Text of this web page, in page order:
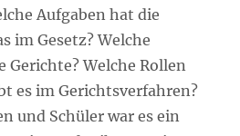
Aufgaben hat die
im Gesetz? Welche
Gerichte? Welche Rollen
es im Gerichtsverfahren?
und Schüler war es ein